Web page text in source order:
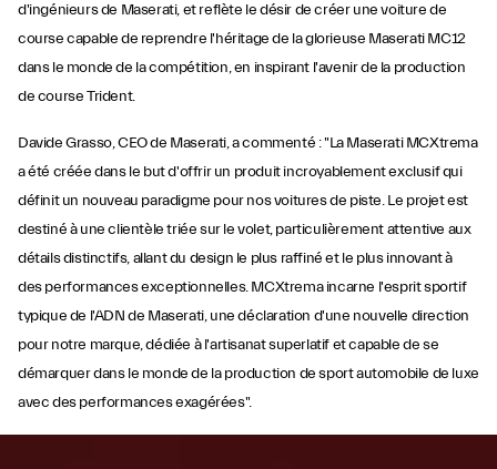
d'ingénieurs de Maserati, et reflète le désir de créer une voiture de
course capable de reprendre l'héritage de la glorieuse Maserati MC12
dans le monde de la compétition, en inspirant l'avenir de la production
de course Trident.
Davide Grasso, CEO de Maserati, a commenté : "La Maserati MCXtrema
a été créée dans le but d'offrir un produit incroyablement exclusif qui
définit un nouveau paradigme pour nos voitures de piste. Le projet est
destiné à une clientèle triée sur le volet, particulièrement attentive aux
détails distinctifs, allant du design le plus raffiné et le plus innovant à
des performances exceptionnelles. MCXtrema incarne l'esprit sportif
typique de l'ADN de Maserati, une déclaration d'une nouvelle direction
pour notre marque, dédiée à l'artisanat superlatif et capable de se
démarquer dans le monde de la production de sport automobile de luxe
avec des performances exagérées".